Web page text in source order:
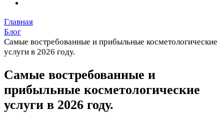
Главная
Блог
Самые востребованные и прибыльные косметологические
услуги в 2026 году.
Самые востребованные и
прибыльные косметологические
услуги в 2026 году.